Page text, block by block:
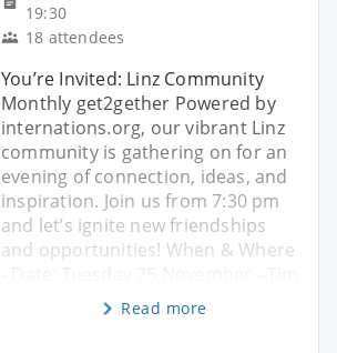
19:30
18 attendees
You’re Invited: Linz Community
Monthly get2gether Powered by
internations.org, our vibrant Linz
community is gathering on for an
evening of connection, ideas, and
inspiration. Join us from 7:30 pm
and let’s ignite new friendships
and opportunities! When & Where
Read more